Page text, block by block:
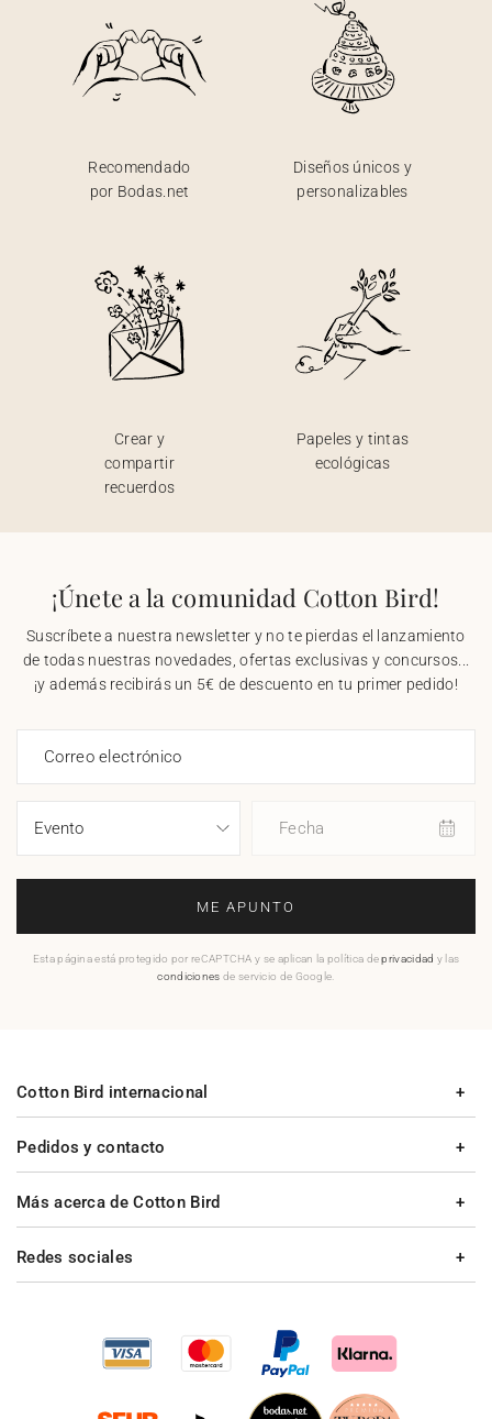
Recomendado
por Bodas.net
Diseños únicos y
personalizables
Crear y
compartir
recuerdos
Papeles y tintas
ecológicas
¡Únete a la comunidad Cotton Bird!
Suscríbete a nuestra newsletter y no te pierdas el lanzamiento
de todas nuestras novedades, ofertas exclusivas y concursos...
¡y además recibirás un 5€ de descuento en tu primer pedido!
Correo electrónico
Fecha
ME APUNTO
Esta página está protegido por reCAPTCHA y se aplican la política deprivacidad y las
condiciones de servicio de Google.
Pedidos y contacto
Más acerca de Cotton Bird
Cotton Bird internacional
Redes sociales